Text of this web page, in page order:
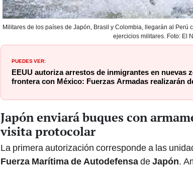
Militares de los países de Japón, Brasil y Colombia, llegarán al Perú
ejercicios militares. Foto: El
PUEDES VER:
EEUU autoriza arrestos de inmigrantes en nuevas
frontera con México: Fuerzas Armadas realizarán
Japón enviará buques con
visita protocolar
La primera autorización corresponde a las
Fuerza Marítima de AutodefensadeJapón.